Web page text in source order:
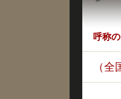
呼称
（